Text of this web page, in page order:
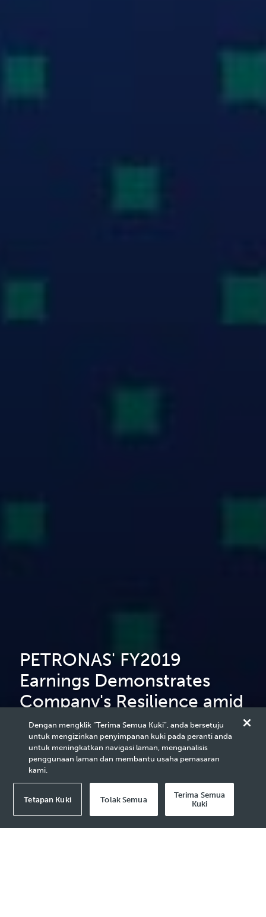
PETRONAS' FY2019
Earnings Demonstrates
Company's Resilience amid
Challenging Market
Conditions
Dengan mengklik “Terima Semua Kuki”, anda bersetuju
untuk mengizinkan penyimpanan kuki pada peranti anda
untuk meningkatkan navigasi laman, menganalisis
penggunaan laman dan membantu usaha pemasaran
kami.
Tetapan Kuki Tolak Semua
Terima Semua
Kuki